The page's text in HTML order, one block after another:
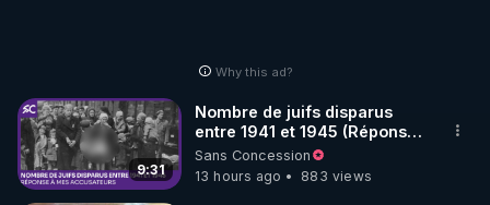
Why this ad?
9:31
Nombre de juifs disparus
entre 1941 et 1945 (Réponse
à mes accusateurs)
Sans Concession
13 hours ago
883 views